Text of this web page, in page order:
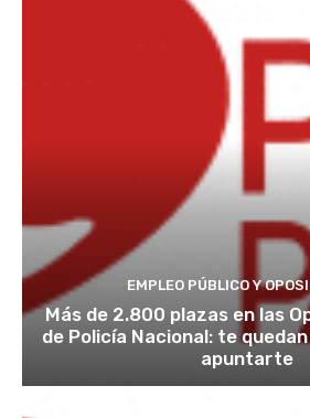
EMPLEO PÚBLICO Y
Más de 2.800 plazas en las
de Policía Nacional: te
apuntarte